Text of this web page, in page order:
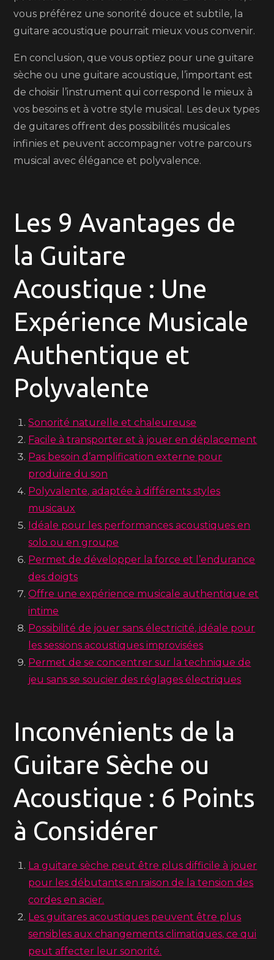
vous préférez une sonorité douce et subtile, la
guitare acoustique pourrait mieux vous convenir.
En conclusion, que vous optiez pour une guitare
sèche ou une guitare acoustique, l’important est
de choisir l’instrument qui correspond le mieux à
vos besoins et à votre style musical. Les deux types
de guitares offrent des possibilités musicales
infinies et peuvent accompagner votre parcours
musical avec élégance et polyvalence.
Les 9 Avantages de
la Guitare
Acoustique : Une
Expérience Musicale
Authentique et
Polyvalente
Sonorité naturelle et chaleureuse
Facile à transporter et à jouer en déplacement
Pas besoin d’amplification externe pour
produire du son
Polyvalente, adaptée à différents styles
musicaux
Idéale pour les performances acoustiques en
solo ou en groupe
Permet de développer la force et l’endurance
des doigts
Offre une expérience musicale authentique et
intime
Possibilité de jouer sans électricité, idéale pour
les sessions acoustiques improvisées
Permet de se concentrer sur la technique de
jeu sans se soucier des réglages électriques
Inconvénients de la
Guitare Sèche ou
Acoustique : 6 Points
à Considérer
La guitare sèche peut être plus difficile à jouer
pour les débutants en raison de la tension des
cordes en acier.
Les guitares acoustiques peuvent être plus
sensibles aux changements climatiques, ce qui
peut affecter leur sonorité.